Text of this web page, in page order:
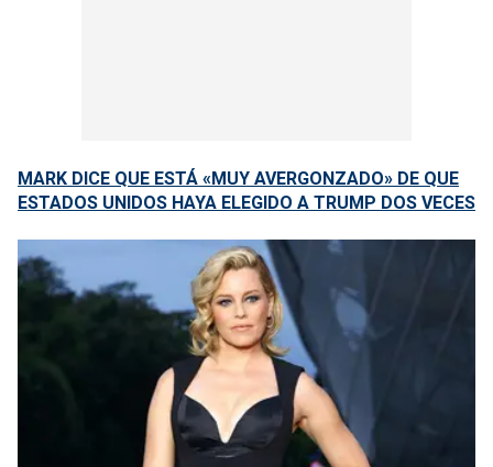
MARK DICE QUE ESTÁ «MUY AVERGONZADO» DE QUE
ESTADOS UNIDOS HAYA ELEGIDO A TRUMP DOS VECES